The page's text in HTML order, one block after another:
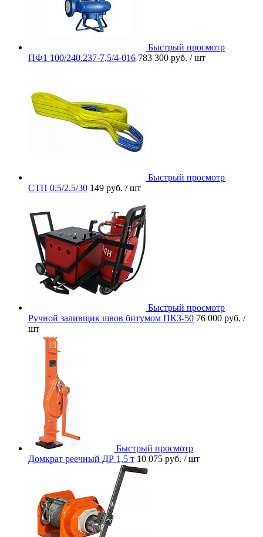
Быстрый просмотр
ПФ1 100/240.237-7,5/4-016 783 300 руб. / шт
Быстрый просмотр
СТП 0.5/2.5/30 149 руб. / шт
Быстрый просмотр
Ручной заливщик швов битумом ПКЗ-50 76 000 руб. /
шт
Быстрый просмотр
Домкрат реечный ДР 1,5 т 10 075 руб. / шт